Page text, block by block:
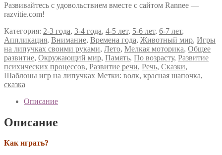
Развивайтесь с удовольствием вместе с сайтом Rannee —
razvitie.com!
Категория: 2-3 года, 3-4 года, 4-5 лет, 5-6 лет, 6-7 лет,
Аппликация, Внимание, Времена года, Животный мир, Игры
на липучках своими руками, Лето, Мелкая моторика, Общее
развитие, Окружающий мир, Память, По возрасту, Развитие
психических процессов, Развитие речи, Речь, Сказки,
Шаблоны игр на липучках Метки: волк, красная шапочка,
сказка
Описание
Описание
Как играть?